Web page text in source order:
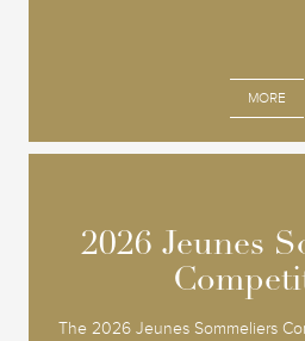
MORE
2026 Jeunes
The 2026 Jeunes Sommeliers
2026 Jeunes